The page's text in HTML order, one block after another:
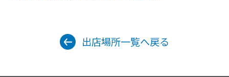
出店場所一覧へ戻る